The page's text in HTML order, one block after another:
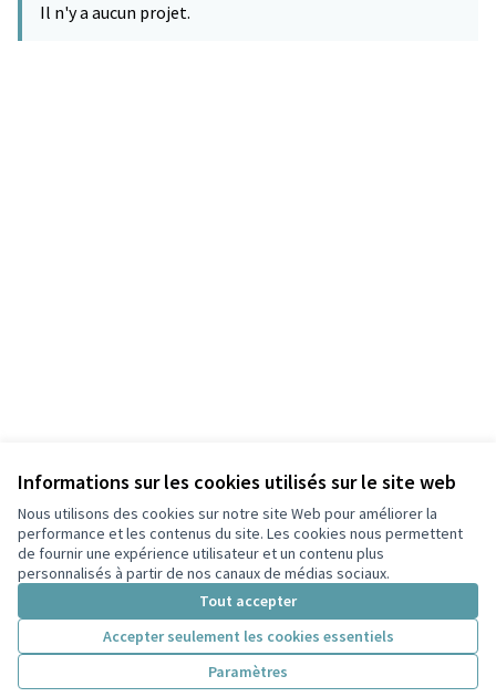
Informations sur les cookies utilisés sur le site web
Nous utilisons des cookies sur notre site Web pour améliorer la
performance et les contenus du site. Les cookies nous permettent
de fournir une expérience utilisateur et un contenu plus
personnalisés à partir de nos canaux de médias sociaux.
Tout accepter
Accepter seulement les cookies essentiels
Paramètres
Il n'y a aucun projet.